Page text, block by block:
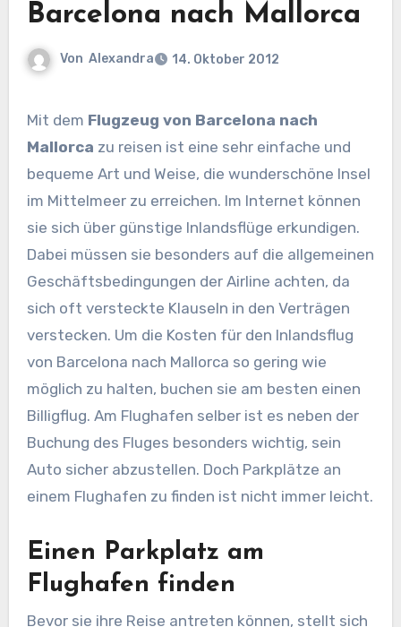
Barcelona nach Mallorca
Von Alexandra 14. Oktober 2012
Mit dem Flugzeug von Barcelona nach
Mallorca zu reisen ist eine sehr einfache und
bequeme Art und Weise, die wunderschöne Insel
im Mittelmeer zu erreichen. Im Internet können
sie sich über günstige Inlandsflüge erkundigen.
Dabei müssen sie besonders auf die allgemeinen
Geschäftsbedingungen der Airline achten, da
sich oft versteckte Klauseln in den Verträgen
verstecken. Um die Kosten für den Inlandsflug
von Barcelona nach Mallorca so gering wie
möglich zu halten, buchen sie am besten einen
Billigflug. Am Flughafen selber ist es neben der
Buchung des Fluges besonders wichtig, sein
Auto sicher abzustellen. Doch Parkplätze an
einem Flughafen zu finden ist nicht immer leicht.
Einen Parkplatz am
Flughafen finden
Bevor sie ihre Reise antreten können, stellt sich